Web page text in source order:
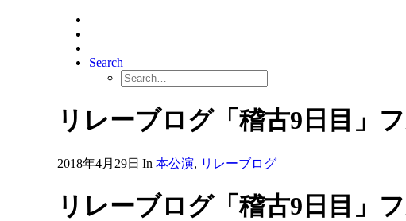
Search
リレーブログ「稽古9日目」
2018年4月29日 |In 本公演, リレーブログ
リレーブログ「稽古9日目」